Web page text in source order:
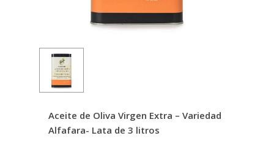
Aceite de Oliva Virgen Extra – Variedad
Alfafara- Lata de 3 litros